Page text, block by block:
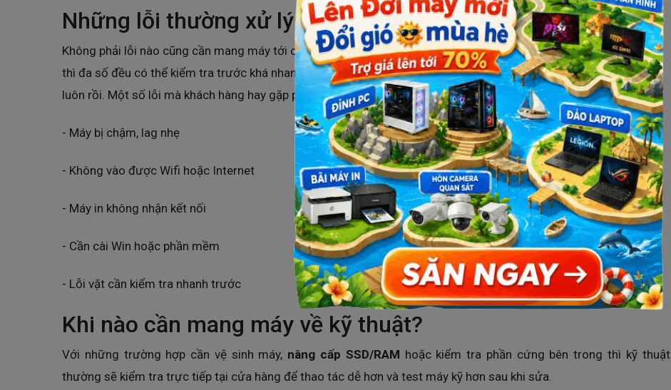
Những lỗi thường xử lý được tại nhà
Không phải lỗi nào cũng cần mang máy tới cửa hàng ngay. Với mấy lỗi cơ bản liên quan tới phần mềm hoặc mạng
thì đa số đều có thể kiểm tra trước khá nhanh. Có trường hợp chỉ cần hỗ trợ qua UltraViewer là máy dùng ổn lại
luôn rồi. Một số lỗi mà khách hàng hay gặp phải như:
- Máy bị chậm, lag nhẹ
- Không vào được Wifi hoặc Internet
- Máy in không nhận kết nối
- Cần cài Win hoặc phần mềm
- Lỗi vặt cần kiểm tra nhanh trước
Khi nào cần mang máy về kỹ thuật?
Với những trường hợp cần vệ sinh máy, nâng cấp SSD/RAM hoặc kiểm tra phần cứng bên trong thì kỹ thuật
thường sẽ kiểm tra trực tiếp tại cửa hàng để thao tác dễ hơn và test máy kỹ hơn sau khi sửa.